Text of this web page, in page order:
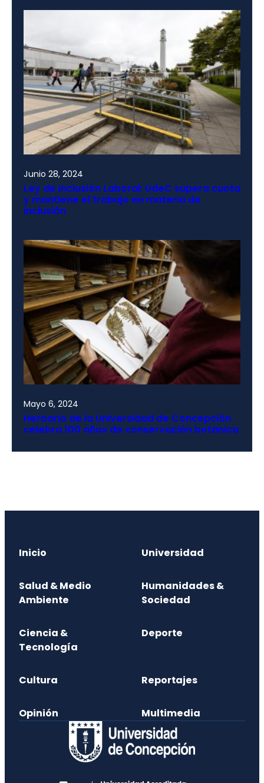
Junio 28, 2024
Ley de Inclusión Laboral: UdeC supera cuota
y mantiene el trabajo en materia de
inclusión
Mayo 6, 2024
Herbario de la Universidad de Concepción
celebra 100 años de conservación botánica
Inicio Universidad
Salud & Medio
Ambiente
Humanidades &
Sociedad
Ciencia &
Tecnología
Deporte
Cultura Reportajes
Opinión Multimedia